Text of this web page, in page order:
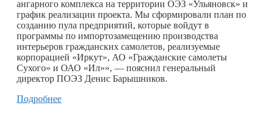
ангарного комплекса на территории ОЭЗ «Ульяновск» и
график реализации проекта. Мы сформировали план по
созданию пула предприятий, которые войдут в
программы по импортозамещению производства
интерьеров гражданских самолетов, реализуемые
корпорацией «Иркут», АО «Гражданские самолеты
Сухого» и ОАО «Ил»», — пояснил генеральный
директор ПОЭЗ Денис Барышников.
Подробнее